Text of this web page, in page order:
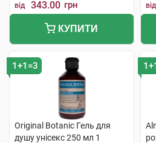
від 343.00 грн
КУПИТИ
від
1+1=3
Original Botanic Гель для
душу унісекс 250 мл 1